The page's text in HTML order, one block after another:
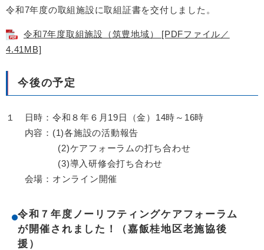
令和7年度の取組施設に取組証書を交付しました。
令和7年度取組施設（筑豊地域） [PDFファイル／
4.41MB]
今後の予定
１ 日時：令和８年６月19日（金）14時～16時
内容：(1)各施設の活動報告
(2)ケアフォーラムの打ち合わせ
(3)導入研修会打ち合わせ
会場：オンライン開催
令和７年度ノーリフティングケアフォーラム
が開催されました！（嘉飯桂地区老施協後
援）